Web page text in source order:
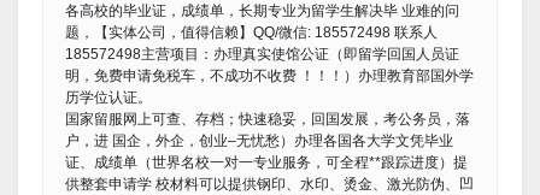
各高校的毕业证，成绩单，长期专业为留学生解决毕 业难的问
题，【实体公司，值得信赖】QQ/微信: 185572498 联系人
185572498主营项目：办理真实使馆公证（即留学回国人员证
明，免费申请免税车，不成功不收费 ！！！）办理教育部国外学
历学位认证。
国家留服网上可查、存档；快速稳妥，回国发展，考公务员，落
户，进 国企，外企，创业–无忧愁）办理各国各大学文凭毕业
证、成绩单（世界名校一对一专业服务，可全程**跟踪进度）提
供整套申请学 校材料可以提供钢印、水印、烫金、激光防伪、凹